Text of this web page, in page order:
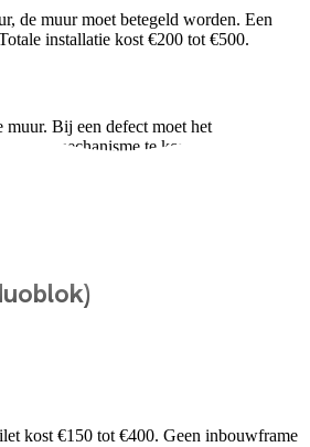
de muur moet betegeld worden. Een
installatie kost €200 tot €500.
muur. Bij een defect moet het
bij het mechanisme te komen. Gelukkig
kost €150 tot €400. Geen inbouwframe